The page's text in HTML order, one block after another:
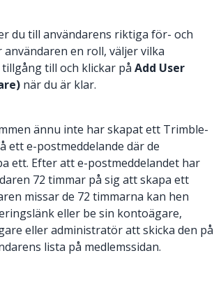
du till användarens riktiga för- och
en roll, väljer vilka
till och klickar på Add User
när du är klar.
ännu inte har skapat ett Trimble-
ett e-postmeddelande där de
ett. Efter att e-postmeddelandet har
72 timmar på sig att skapa ett
missar de 72 timmarna kan hen
eller be sin kontoägare,
eller administratör att skicka den på
lista på medlemssidan.